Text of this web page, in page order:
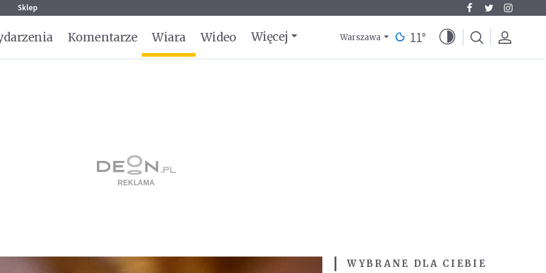
Sklep
Komentarze Wiara Wideo Więcej Warszawa 11°
WYBRANE DLA CIEBIE